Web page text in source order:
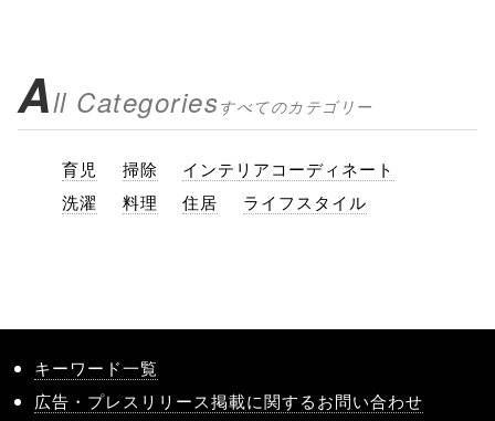
All Categoriesすべてのカテゴリー
育児 掃除
インテリアコーディネート
洗濯
料理 住居 ライフスタイル
キーワード一覧
広告・プレスリリース掲載に関するお問い合わせ